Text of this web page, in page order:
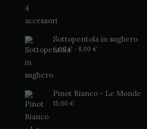
Sottopentola in sughero
6,00€ - 8,00 €Fascia
8,00 €
Pinot Bianco - Le Monde
15,00 €